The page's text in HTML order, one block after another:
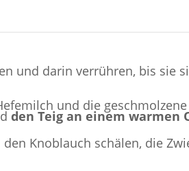
und darin verrühren, bis sie
und die
den Teig an einem warmen
Knoblauch schälen, die